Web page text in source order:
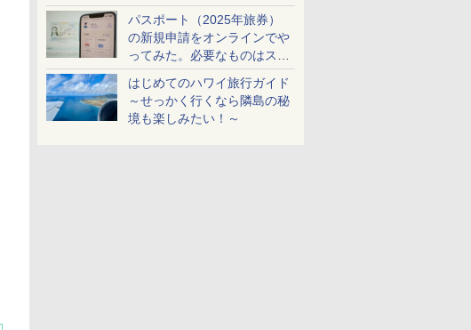
配・来場前に必要な準備は？
パスポート（2025年旅券）
の新規申請をオンラインでや
ってみた。必要なものはスマ
ホとマイナカードのみ
はじめてのハワイ旅行ガイド
～せっかく行くなら隣島の秘
境も楽しみたい！～